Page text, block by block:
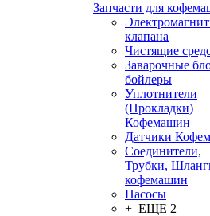
Запчасти для
клапана
Чистящие
Заварочные
бойлеры
Уплотнители
(Прокладки)
Кофемашин
Датчики
Соединители,
Трубки,
кофемашин
Насосы
+ ЕЩЕ 2